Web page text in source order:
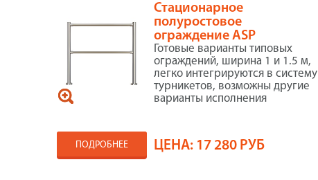
Стационарное
полуростовое
ограждение ASP
Готовые варианты типовых
ограждений, ширина 1 и 1.5 м,
легко интегрируются в систему
турникетов, возможны другие
варианты исполнения
ПОДРОБНЕЕ ЦЕНА: 17 280 РУБ